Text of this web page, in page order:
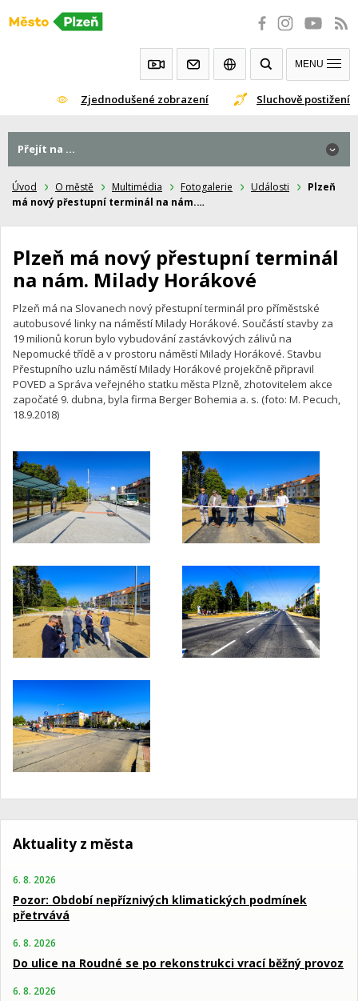
Přeskočit
Zjednodušené zobrazení Sluchově postižení
MENU
Úvod O městě Multimédia Fotogalerie Události
Plzeň
má nový přestupní terminál na nám.…
Plzeň má nový přestupní terminál
na nám. Milady Horákové
Plzeň má na Slovanech nový přestupní terminál pro příměstské
autobusové linky na náměstí Milady Horákové. Součástí stavby za
19 milionů korun bylo vybudování zastávkových zálivů na
Nepomucké třídě a v prostoru náměstí Milady Horákové. Stavbu
Přestupního uzlu náměstí Milady Horákové projekčně připravil
POVED a Správa veřejného statku města Plzně, zhotovitelem akce
započaté 9. dubna, byla firma Berger Bohemia a. s. (foto: M. Pecuch,
18.9.2018)
Přejít na ...
Aktuality z města
6. 8. 2026
Pozor: Období nepříznivých klimatických podmínek
přetrvává
6. 8. 2026
Do ulice na Roudné se po rekonstrukci vrací běžný provoz
6. 8. 2026
Přejít na ...